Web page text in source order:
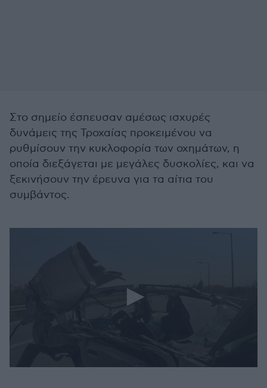
Στο σημείο έσπευσαν αμέσως ισχυρές
δυνάμεις της Τροχαίας προκειμένου να
ρυθμίσουν την κυκλοφορία των οχημάτων, η
οποία διεξάγεται με μεγάλες δυσκολίες, και να
ξεκινήσουν την έρευνα για τα αίτια του
συμβάντος.